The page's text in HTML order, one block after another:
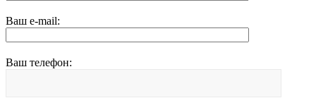
Ваш e-mail:
Ваш телефон: